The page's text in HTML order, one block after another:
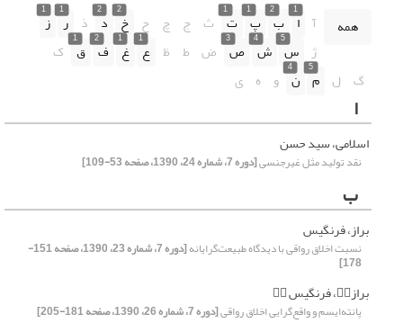
همه آ
1
ا
2
ب
1
پ
1
ت ث ج چ ح
2
خ
2
د ذ
1
ر
1
ز
ژ
5
س
4
ش
3
ص ض ط ظ
1
ع
1
غ
2
ف
1
ق ک
گ ل
5
م
4
ن و ه ی
ا
اسلامی، سید حسن
نقد تولید مثل غیرجنسی[دوره 7، شماره 24، 1390، صفحه 53-109]
ب
براز، فرنگیس
نسبت اخلاق رواقی با دیدگاه طبیعت‌گرایانه [دوره 7، شماره 23، 1390، صفحه 151-
178]
براز، فرنگیس 
پانته‌ایسم و واقع‌گرایی اخلاق رواقی[دوره 7، شماره 26، 1390، صفحه 181-205]